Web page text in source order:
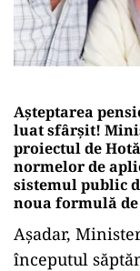
Așteptarea
luat sfârșit!
proiectul de
normelor de
sistemul public
noua formulă
Așadar,
începutul